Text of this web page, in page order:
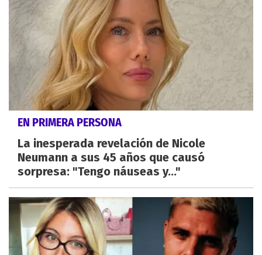
EN PRIMERA PERSONA
La inesperada revelación de Nicole
Neumann a sus 45 años que causó
sorpresa: "Tengo náuseas y..."